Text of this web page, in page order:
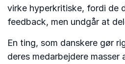
virke hyperkritiske, fordi de
feedback, men undgår at
En ting, som danskere gør
deres medarbejdere